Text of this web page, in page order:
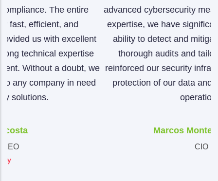
advanced cybersecurity measures. Thanks to their
expertise, we have significantly strengthened our
ability to detect and mitigate cyber risks. Their
thorough audits and tailored solutions have
reinforced our security infrastructure, ensuring the
protection of our data and the continuity of our
Marcos Montes De Oca